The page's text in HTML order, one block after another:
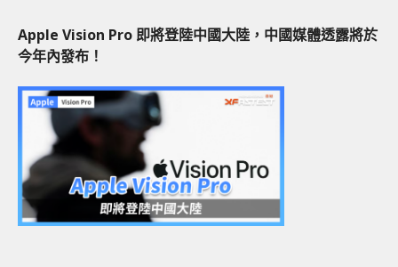
Apple Vision Pro 即將登陸中國大陸，中國媒體透露將於
今年內發布！